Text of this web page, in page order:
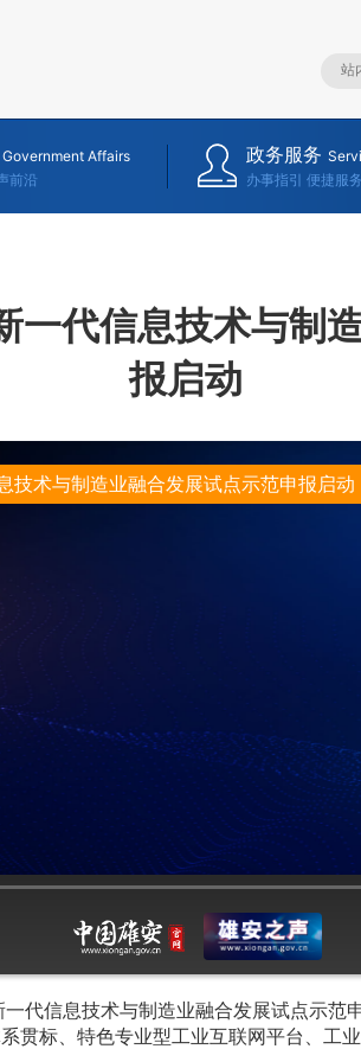
Government Affairs
前沿
政务服务
办事指引 便捷服
一代信息技术与制
报启动
技术与制造业融合发展试点示范申报启动
max volume
信息技术与制造业融合发展试点示范
贯标、特色专业型工业互联网平台、工